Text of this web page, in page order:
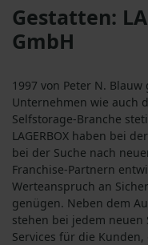
Gestatten:
GmbH
1997 von Peter N.
Unternehmen wie auch
Selfstorage-Branche
LAGERBOX haben bei
bei der Suche nach
Franchise-Partnern
Werteanspruch an
genügen. Neben dem
stehen bei jedem
Services für die